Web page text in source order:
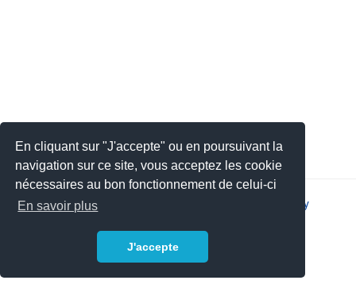
En cliquant sur "J'accepte" ou en poursuivant la
navigation sur ce site, vous acceptez les cookie
nécessaires au bon fonctionnement de celui-ci
En savoir plus
J'accepte
2026 © JSYS | Privacy policy